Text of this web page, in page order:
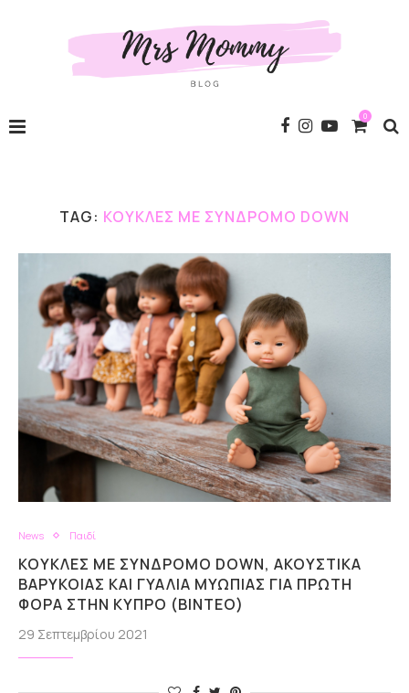
0
TAG: ΚΟΎΚΛΕΣ ΜΕ ΣΎΝΔΡΟΜΟ DOWN
News Παιδί
ΚΟΎΚΛΕΣ ΜΕ ΣΎΝΔΡΟΜΟ DOWN, ΑΚΟΥΣΤΙΚΆ
ΒΑΡΥΚΟΊΑΣ ΚΑΙ ΓΥΑΛΙΆ ΜΥΩΠΊΑΣ ΓΙΑ ΠΡΏΤΗ
ΦΟΡΆ ΣΤΗΝ ΚΎΠΡΟ (ΒΙΝΤΕΟ)
29 Σεπτεμβρίου 2021